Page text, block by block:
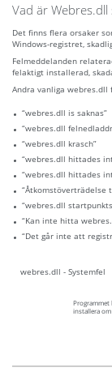
Vad är
Det finns flera orsaker
Windows-registret,
Felmeddelanden
felaktigt installerad,
Andra vanliga webres.dll
“webres.dll is saknas”
“webres.dll
“webres.dll krasch”
“webres.dll hittades
“webres.dll hittades
“Åtkomstöverträdelse
“webres.dll
“Kan inte hitta
“Det går inte att
webres.dll - Systemfel
Programmet
installera